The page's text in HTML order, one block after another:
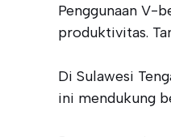
Penggunaan V-
produktivitas.
Di Sulawesi
ini mendukung